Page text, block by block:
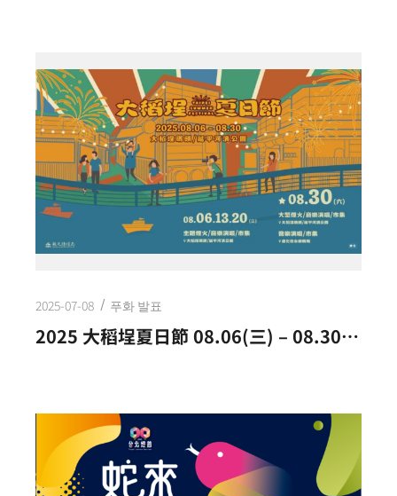
2025-07-08 푸화 발표
2025 大稻埕夏日節 08.06(三) – 08.30(六)